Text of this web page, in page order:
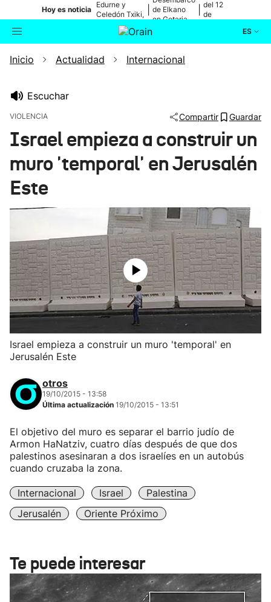
Hoy es noticia
Edurne y
Celedón Txiki,
en directo
de Elkano
en Getaria
del 12
de
ES
Buscador Actualidad
Ikusmiran
Inicio Actualidad Internacional
Escuchar
VIOLENCIA Compartir Guardar
Israel empieza a construir un
muro 'temporal' en Jerusalén
Este
Israel empieza a construir un muro 'temporal' en
Jerusalén Este
otros
19/10/2015 - 13:58
Última actualización 19/10/2015 - 13:51
El objetivo del muro es separar el barrio judío de
Armon HaNatziv, cuatro días después de que dos
palestinos asesinaran a dos israelíes en un autobús
cuando cruzaba la zona.
Internacional Israel
Palestina
Jerusalén
Oriente Próximo
Te puede interesar